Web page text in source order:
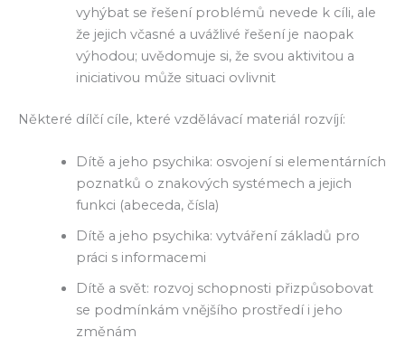
vyhýbat se řešení problémů nevede k cíli, ale
že jejich včasné a uvážlivé řešení je naopak
výhodou; uvědomuje si, že svou aktivitou a
iniciativou může situaci ovlivnit
Některé dílčí cíle, které vzdělávací materiál rozvíjí:
Dítě a jeho psychika: osvojení si elementárních
poznatků o znakových systémech a jejich
funkci (abeceda, čísla)
Dítě a jeho psychika: vytváření základů pro
práci s informacemi
Dítě a svět: rozvoj schopnosti přizpůsobovat
se podmínkám vnějšího prostředí i jeho
změnám